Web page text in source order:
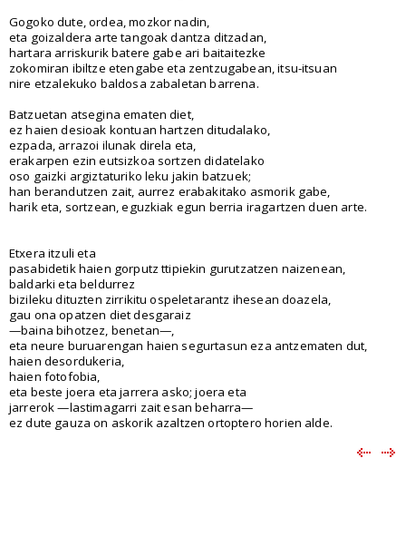
Gogoko dute, ordea, mozkor nadin,
eta goizaldera arte tangoak dantza ditzadan,
hartara arriskurik batere gabe ari baitaitezke
zokomiran ibiltze etengabe eta zentzugabean, itsu-itsuan
nire etzalekuko baldosa zabaletan barrena.
Batzuetan atsegina ematen diet,
ez haien desioak kontuan hartzen ditudalako,
ezpada, arrazoi ilunak direla eta,
erakarpen ezin eutsizkoa sortzen didatelako
oso gaizki argiztaturiko leku jakin batzuek;
han berandutzen zait, aurrez erabakitako asmorik gabe,
harik eta, sortzean, eguzkiak egun berria iragartzen duen arte.
Etxera itzuli eta
pasabidetik haien gorputz ttipiekin gurutzatzen naizenean,
baldarki eta beldurrez
bizileku dituzten zirrikitu ospeletarantz ihesean doazela,
gau ona opatzen diet desgaraiz
—baina bihotzez, benetan—,
eta neure buruarengan haien segurtasun eza antzematen dut,
haien desordukeria,
haien fotofobia,
eta beste joera eta jarrera asko; joera eta
jarrerok —lastimagarri zait esan beharra—
ez dute gauza on askorik azaltzen ortoptero horien alde.